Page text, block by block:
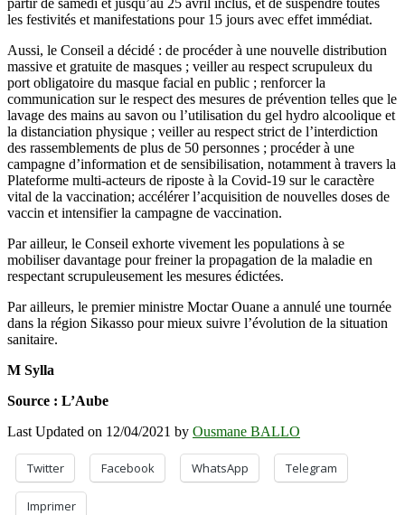
les festivités et manifestations pour 15 jours avec effet immédiat.
Aussi, le Conseil a décidé : de procéder à une nouvelle distribution
massive et gratuite de masques ; veiller au respect scrupuleux du
port obligatoire du masque facial en public ; renforcer la
communication sur le respect des mesures de prévention telles que le
lavage des mains au savon ou l’utilisation du gel hydro alcoolique et
la distanciation physique ; veiller au respect strict de l’interdiction
des rassemblements de plus de 50 personnes ; procéder à une
campagne d’information et de sensibilisation, notamment à travers la
Plateforme multi-acteurs de riposte à la Covid-19 sur le caractère
vital de la vaccination; accélérer l’acquisition de nouvelles doses de
vaccin et intensifier la campagne de vaccination.
Par ailleur, le Conseil exhorte vivement les populations à se
mobiliser davantage pour freiner la propagation de la maladie en
respectant scrupuleusement les mesures édictées.
Par ailleurs, le premier ministre Moctar Ouane a annulé une tournée
dans la région Sikasso pour mieux suivre l’évolution de la situation
sanitaire.
M Sylla
Source : L’Aube
Last Updated on 12/04/2021 by Ousmane BALLO
Twitter Facebook WhatsApp Telegram
Imprimer